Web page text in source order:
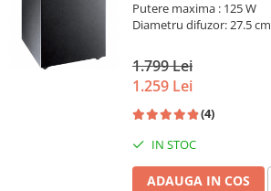
Putere maxima : 125 W
Diametru difuzor: 27.5 cm
1.799 Lei
1.259 Lei
(4)
IN STOC
ADAUGA IN COS